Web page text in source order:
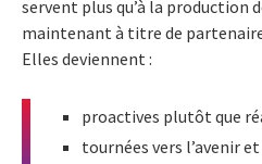
servent plus qu’à la production
maintenant à titre de
Elles deviennent :
proactives plutôt que
tournées vers l’avenir